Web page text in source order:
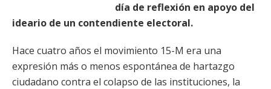
día de reflexión en apoyo del
ideario de un contendiente electoral.
Hace cuatro años el movimiento 15-M era una
expresión más o menos espontánea de hartazgo
ciudadano contra el colapso de las instituciones, la